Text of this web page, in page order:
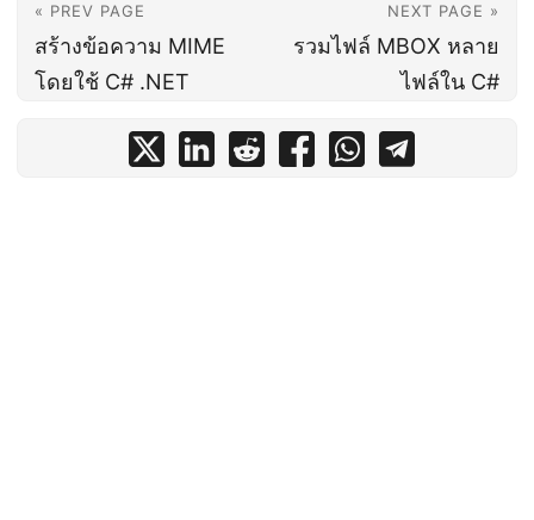
« PREV PAGE
สร้างข้อความ MIME
โดยใช้ C# .NET
NEXT PAGE »
รวมไฟล์ MBOX หลาย
ไฟล์ใน C#